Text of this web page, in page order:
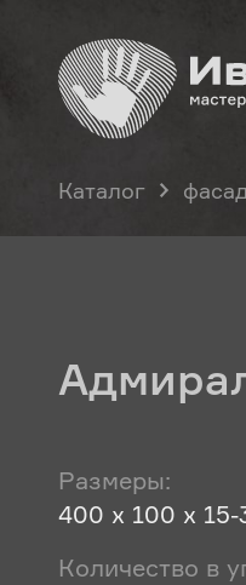
Каталог
Размеры:
400 х 100 х
Количество в